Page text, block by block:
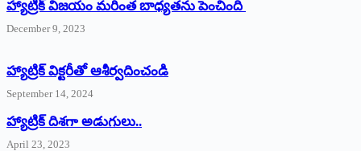
హ్యాట్రిక్ విజయం మరింత బాధ్యతను పెంచింది
December 9, 2023
హ్యాట్రిక్‌ ‌విక్టరీతో ఆశీర్వదించండి
September 14, 2024
‌హ్యాట్రిక్‌ ‌దిశగా అడుగులు..
April 23, 2023